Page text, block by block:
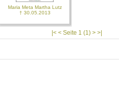
Maria Meta Martha Lutz
† 30.05.2013
|< < Seite 1 (1) > >|